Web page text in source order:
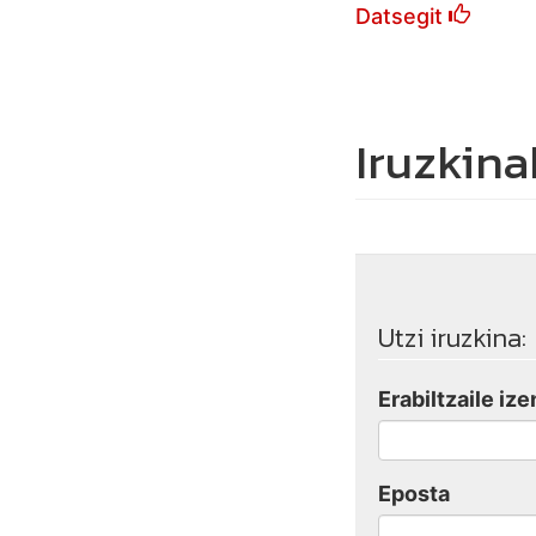
Datsegit
Utzi iruzkina:
Erabiltzaile
Eposta